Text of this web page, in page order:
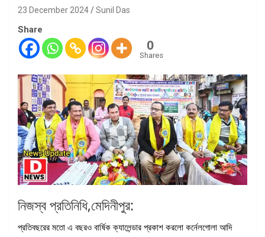
23 December 2024 Sunil Das
Share
0
Shares
নিজস্ব প্রতিনিধি,মেদিনীপুর:
প্রতিবছরের মতো এ বছরও বার্ষিক ক্যালেন্ডার প্রকাশ করলো কর্নেলগোলা আদি